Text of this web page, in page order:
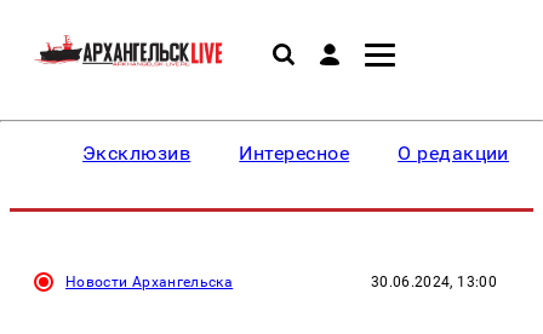
Эксклюзив Интересное О редакции
Новости Архангельска 30.06.2024, 13:00